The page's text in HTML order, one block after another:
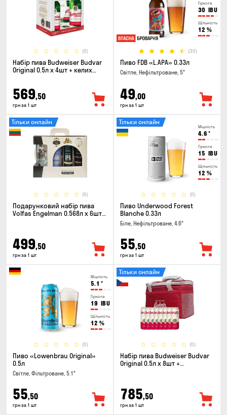
(0)
Набір пива Budweiser Budvar
Original 0.5л х 4шт + келих
569,50
грн за 1 шт
Гіркота
30 IBU
Щільність
12 %
(30)
Пиво FDB «L.APA» 0.33л
Світле, Нефільтроване, 5°
49,00
грн за 1 шт
(0)
Тільки онлайн
Подарунковий набір пива
Volfas Engelman 0.568л x 6шт +
499,50
грн за 1 шт
Міцність
4.6 °
Гіркота
15 IBU
Щільність
12 %
(0)
Тільки онлайн
Пиво Underwood Forest
Blanche 0.33л
Біле, Нефільтроване, 4.6°
55,50
грн за 1 шт
Міцність
5.1 °
Гіркота
19 IBU
Щільність
12 %
(0)
Пиво «Lowenbrau Original»
0.5л
Світле, Фільтроване, 5.1°
55,50
грн за 1 шт
(0)
Тільки онлайн
Набір пива Budweiser Budvar
Original 0.5л х 8шт +
785,50
грн за 1 шт